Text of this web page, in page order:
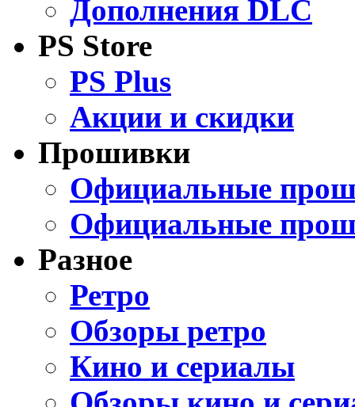
Дополнения DLC
PS Store
PS Plus
Акции и скидки
Прошивки
Официальные
Официальные
Разное
Ретро
Обзоры ретро
Кино и сериалы